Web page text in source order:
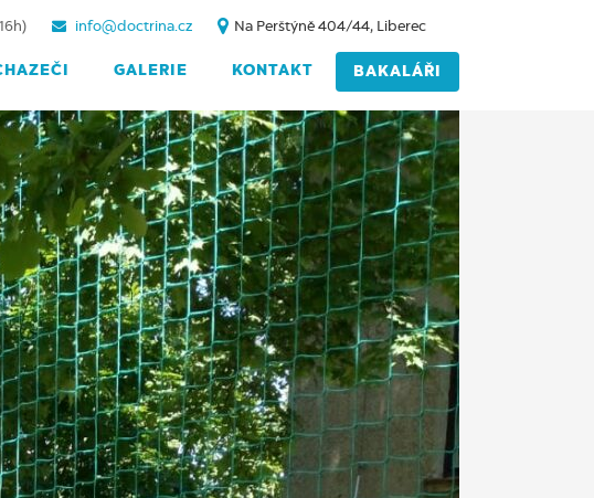
GALERIE KONTAKT BAKALÁŘI
info@doctrina.cz Na Perštýně 404/44, Liberec